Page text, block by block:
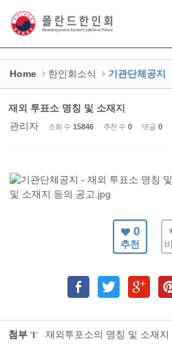
Home 한인회소식 기관단체공지
재외 투표소 명칭 및 소재지
관리자
조회 수 15846 추천 수 0 댓글 0
0
추천
첨부 '1' 재외투포소의 명칭 및 소재